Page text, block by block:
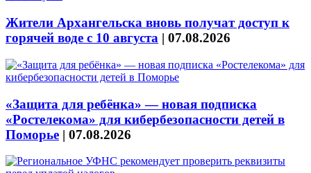
Жители Архангельска вновь получат доступ к
горячей воде с 10 августа | 07.08.2026
«Защита для ребёнка» — новая подписка
«Ростелекома» для кибербезопасности детей в
Поморье | 07.08.2026